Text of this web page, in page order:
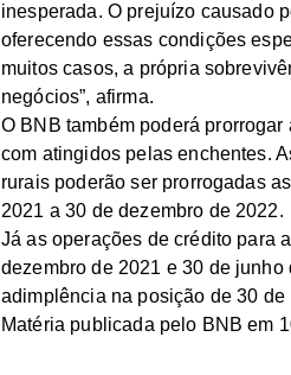
inesperada. O prejuízo causado
oferecendo essas condições
muitos casos, a própria
negócios”, afirma.
O BNB também poderá
com atingidos pelas enchentes.
rurais poderão ser prorrogadas
2021 a 30 de dezembro de 2022.
Já as operações de crédito para
dezembro de 2021 e 30 de
adimplência na posição de 30 de
Matéria publicada pelo BNB em